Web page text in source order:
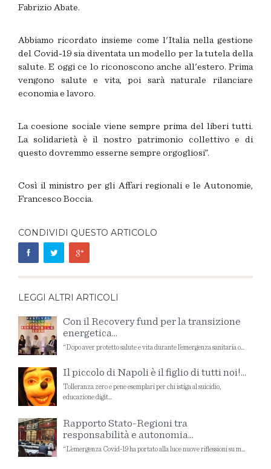
Fabrizio Abate.
Abbiamo ricordato insieme come l'Italia nella gestione
del Covid-19 sia diventata un modello per la tutela della
salute. E oggi ce lo riconoscono anche all'estero. Prima
vengono salute e vita, poi sarà naturale rilanciare
economia e lavoro.
La coesione sociale viene sempre prima del liberi tutti.
La solidarietà è il nostro patrimonio collettivo e di
questo dovremmo esserne sempre orgogliosi”.
Così il ministro per gli Affari regionali e le Autonomie,
Francesco Boccia.
CONDIVIDI QUESTO ARTICOLO
LEGGI ALTRI ARTICOLI
Con il Recovery fund per la transizione
energetica...
“Dopo aver protetto salute e vita durante l’emergenza sanitaria o...
Il piccolo di Napoli è il figlio di tutti noi!...
Tolleranza zero e pene esemplari per chi istiga al suicidio,
educazione digit...
Rapporto Stato-Regioni tra
responsabilità e autonomia...
“L’emergenza Covid-19 ha portato alla luce nuove riflessioni su m...